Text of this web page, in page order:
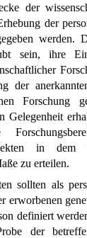
der
der
werden.
sein, ihre
der
Forschung
Gelegenheit
in
zu erteilen.
sollten als
erworbenen
definiert
der